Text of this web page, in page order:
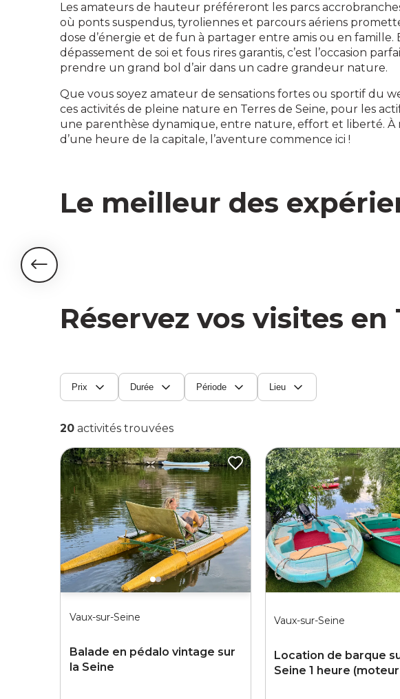
Les amateurs de hauteur préféreront les parcs
où ponts suspendus, tyroliennes et parcours aériens
dose d’énergie et de fun à partager entre amis ou en famille.
dépassement de soi et fous rires garantis, c’est l’occasion
prendre un grand bol d’air dans un cadre grandeur nature.
Que vous soyez amateur de sensations fortes ou sportif du
ces activités de pleine nature en Terres de Seine, pour les
une parenthèse dynamique, entre nature, effort et liberté. À
d’une heure de la capitale, l’aventure commence ici !
Le meilleur des
Réservez vos visites en